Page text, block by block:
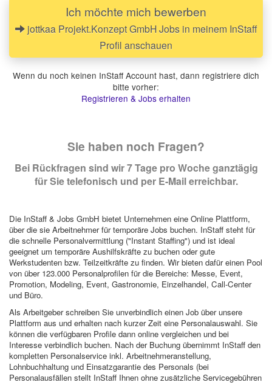
Ich möchte mich bewerben
jottkaa Projekt.Konzept GmbH Jobs in meinem InStaff
Profil anschauen
Wenn du noch keinen InStaff Account hast, dann registriere dich
bitte vorher:
Registrieren & Jobs erhalten
Sie haben noch Fragen?
Bei Rückfragen sind wir 7 Tage pro Woche ganztägig
für Sie telefonisch und per E-Mail erreichbar.
Die InStaff & Jobs GmbH bietet Unternehmen eine Online Plattform,
über die sie Arbeitnehmer für temporäre Jobs buchen. InStaff steht für
die schnelle Personalvermittlung ("Instant Staffing") und ist ideal
geeignet um temporäre Aushilfskräfte zu buchen oder gute
Werkstudenten bzw. Teilzeitkräfte zu finden. Wir bieten dafür einen Pool
von über 123.000 Personalprofilen für die Bereiche: Messe, Event,
Promotion, Modeling, Event, Gastronomie, Einzelhandel, Call-Center
und Büro.
Als Arbeitgeber schreiben Sie unverbindlich einen Job über unsere
Plattform aus und erhalten nach kurzer Zeit eine Personalauswahl. Sie
können die verfügbaren Profile dann online vergleichen und bei
Interesse verbindlich buchen. Nach der Buchung übernimmt InStaff den
kompletten Personalservice inkl. Arbeitnehmeranstellung,
Lohnbuchhaltung und Einsatzgarantie des Personals (bei
Personalausfällen stellt InStaff Ihnen ohne zusätzliche Servicegebühren